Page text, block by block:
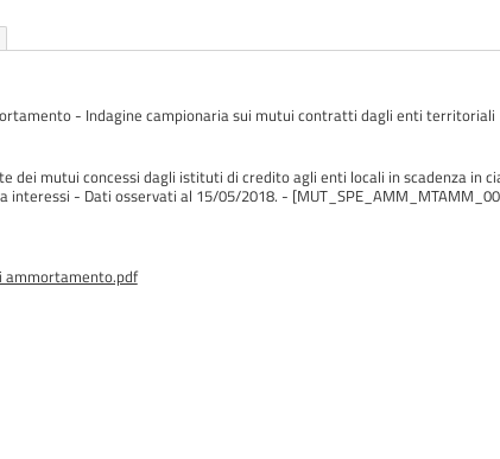
- Indagine campionaria sui mutui contratti dagli enti territoriali
dei mutui concessi dagli istituti di credito agli enti locali in scadenza in
interessi - Dati osservati al 15/05/2018. -
ammortamento.pdf